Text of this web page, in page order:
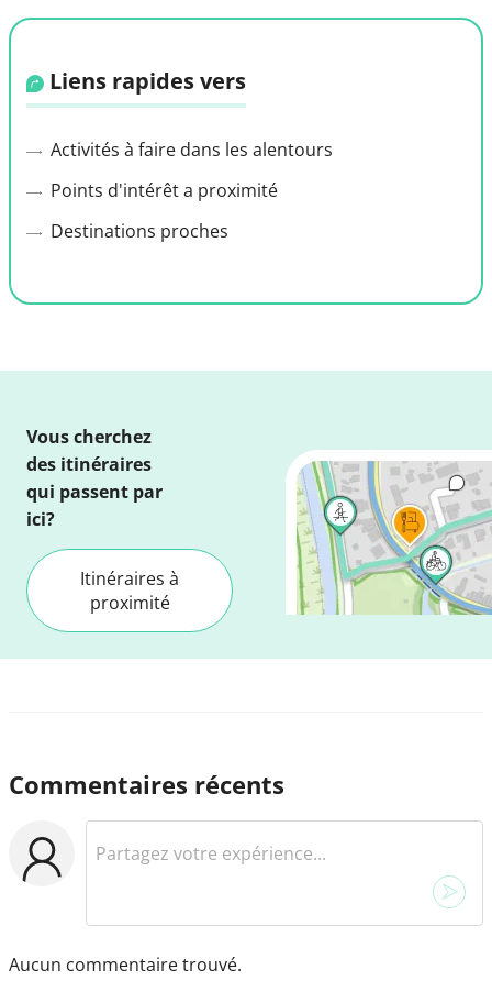
Liens rapides vers
Activités à faire dans les alentours
Points d'intérêt a proximité
Destinations proches
Vous cherchez
des itinéraires
qui passent par
ici?
Itinéraires à
proximité
Commentaires récents
Aucun commentaire trouvé.